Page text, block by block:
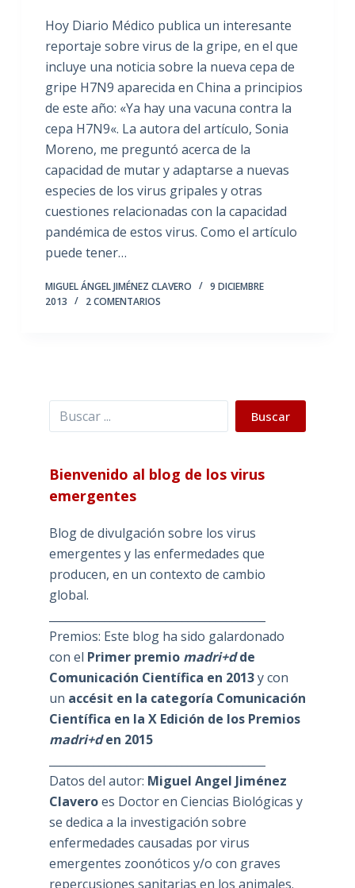
Hoy Diario Médico publica un interesante
reportaje sobre virus de la gripe, en el que
incluye una noticia sobre la nueva cepa de
gripe H7N9 aparecida en China a principios
de este año: «Ya hay una vacuna contra la
cepa H7N9«. La autora del artículo, Sonia
Moreno, me preguntó acerca de la
capacidad de mutar y adaptarse a nuevas
especies de los virus gripales y otras
cuestiones relacionadas con la capacidad
pandémica de estos virus. Como el artículo
puede tener…
MIGUEL ÁNGEL JIMÉNEZ CLAVERO
9 DICIEMBRE
2013
2 COMENTARIOS
Buscar Buscar
Bienvenido al blog de los virus
emergentes
Blog de divulgación sobre los virus
emergentes y las enfermedades que
producen, en un contexto de cambio
global.
Premios: Este blog ha sido galardonado
con el Primer premio madri+dde
Comunicación Científica en 2013y con
un accésit en la categoría Comunicación
Científica en la X Edición de los Premios
madri+den 2015
Datos del autor: Miguel Angel Jiménez
Claveroes Doctor en Ciencias Biológicas y
se dedica a la investigación sobre
enfermedades causadas por virus
emergentes zoonóticos y/o con graves
repercusiones sanitarias en los animales.